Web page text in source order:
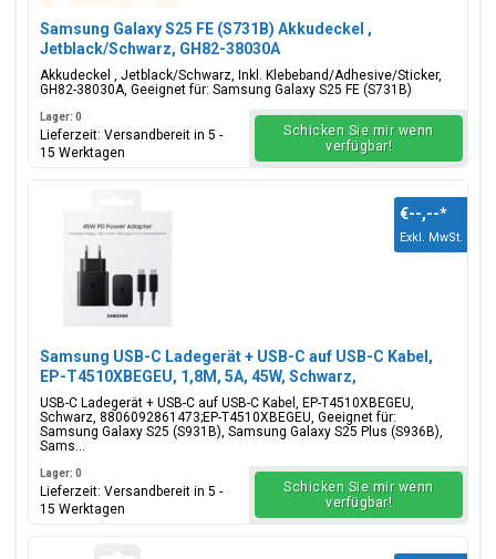
Samsung Galaxy S25 FE (S731B) Akkudeckel ,
Jetblack/Schwarz, GH82-38030A
Akkudeckel , Jetblack/Schwarz, Inkl. Klebeband/Adhesive/Sticker,
GH82-38030A, Geeignet für: Samsung Galaxy S25 FE (S731B)
Lager: 0
Lieferzeit: Versandbereit in 5 -
15 Werktagen
Schicken Sie mir wenn
verfügbar!
Samsung USB-C Ladegerät + USB-C auf USB-C Kabel,
EP-T4510XBEGEU, 1,8M, 5A, 45W, Schwarz,
Blisterverpackung, 8806092861473;EP-T4510XBEGEU
USB-C Ladegerät + USB-C auf USB-C Kabel, EP-T4510XBEGEU,
Schwarz, 8806092861473;EP-T4510XBEGEU, Geeignet für:
Samsung Galaxy S25 (S931B), Samsung Galaxy S25 Plus (S936B),
Sams...
€--,--*
Exkl. MwSt.
Lager: 0
Lieferzeit: Versandbereit in 5 -
15 Werktagen
Schicken Sie mir wenn
verfügbar!